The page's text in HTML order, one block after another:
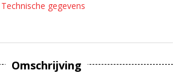
Technische gegevens
Omschrijving